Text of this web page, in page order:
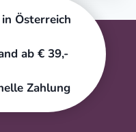
Österreich
ab € 39,-
Zahlung